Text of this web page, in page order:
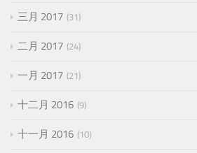
三月 2017 31
二月 2017 24
一月 2017 21
十二月 2016 9
十一月 2016 10